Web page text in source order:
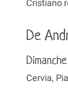
Cristiano
De
Cervia,